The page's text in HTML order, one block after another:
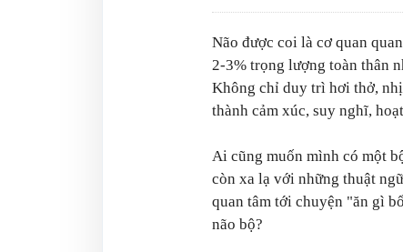
Não được coi là cơ quan
2-3% trọng lượng toàn thân
Không chỉ duy trì hơi thở,
thành cảm xúc, suy nghĩ,
Ai cũng muốn mình có một
còn xa lạ với những thuật
quan tâm tới chuyện "ăn gì
não bộ?